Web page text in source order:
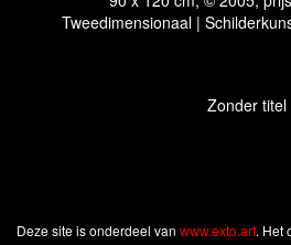
Tweedimensionaal |
Zonder titel
Deze site is onderdeel van www.exto.art. Het